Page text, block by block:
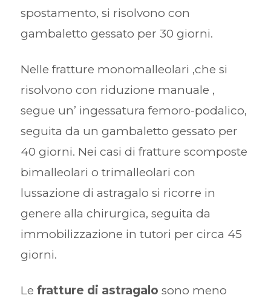
spostamento, si risolvono con
gambaletto gessato per 30 giorni.
Nelle fratture monomalleolari ,che si
risolvono con riduzione manuale ,
segue un’ ingessatura femoro-podalico,
seguita da un gambaletto gessato per
40 giorni. Nei casi di fratture scomposte
bimalleolari o trimalleolari con
lussazione di astragalo si ricorre in
genere alla chirurgica, seguita da
immobilizzazione in tutori per circa 45
giorni.
Le fratture di astragalo sono meno